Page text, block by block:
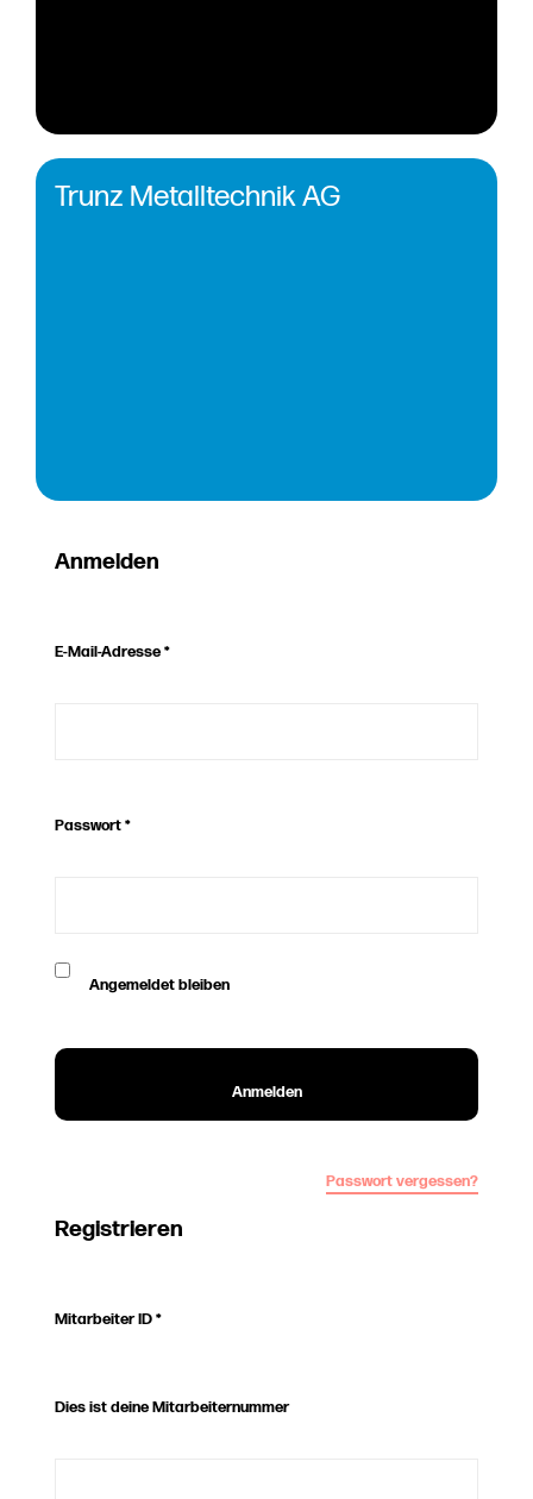
Trunz Metalltechnik AG
Anmelden
E-Mail-Adresse*
Passwort*
Angemeldet bleiben
Anmelden
Passwort vergessen?
Registrieren
Mitarbeiter ID*
Dies ist deine Mitarbeiternummer